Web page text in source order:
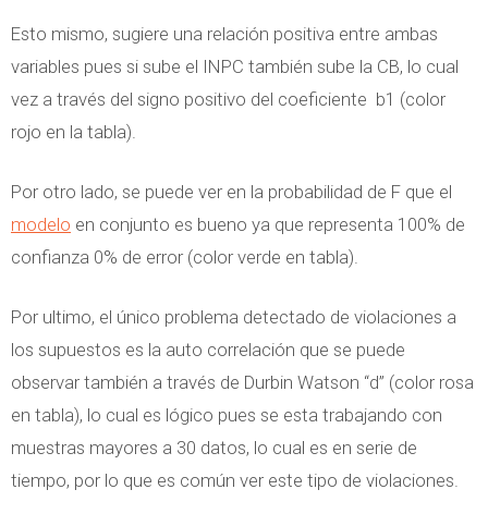
Esto mismo, sugiere una relación positiva entre ambas
variables pues si sube el INPC también sube la CB, lo cual
vez a través del signo positivo del coeficiente b1 (color
rojo en la tabla).
Por otro lado, se puede ver en la probabilidad de F que el
modelo en conjunto es bueno ya que representa 100% de
confianza 0% de error (color verde en tabla).
Por ultimo, el único problema detectado de violaciones a
los supuestos es la auto correlación que se puede
observar también a través de Durbin Watson “d” (color rosa
en tabla), lo cual es lógico pues se esta trabajando con
muestras mayores a 30 datos, lo cual es en serie de
tiempo, por lo que es común ver este tipo de violaciones.